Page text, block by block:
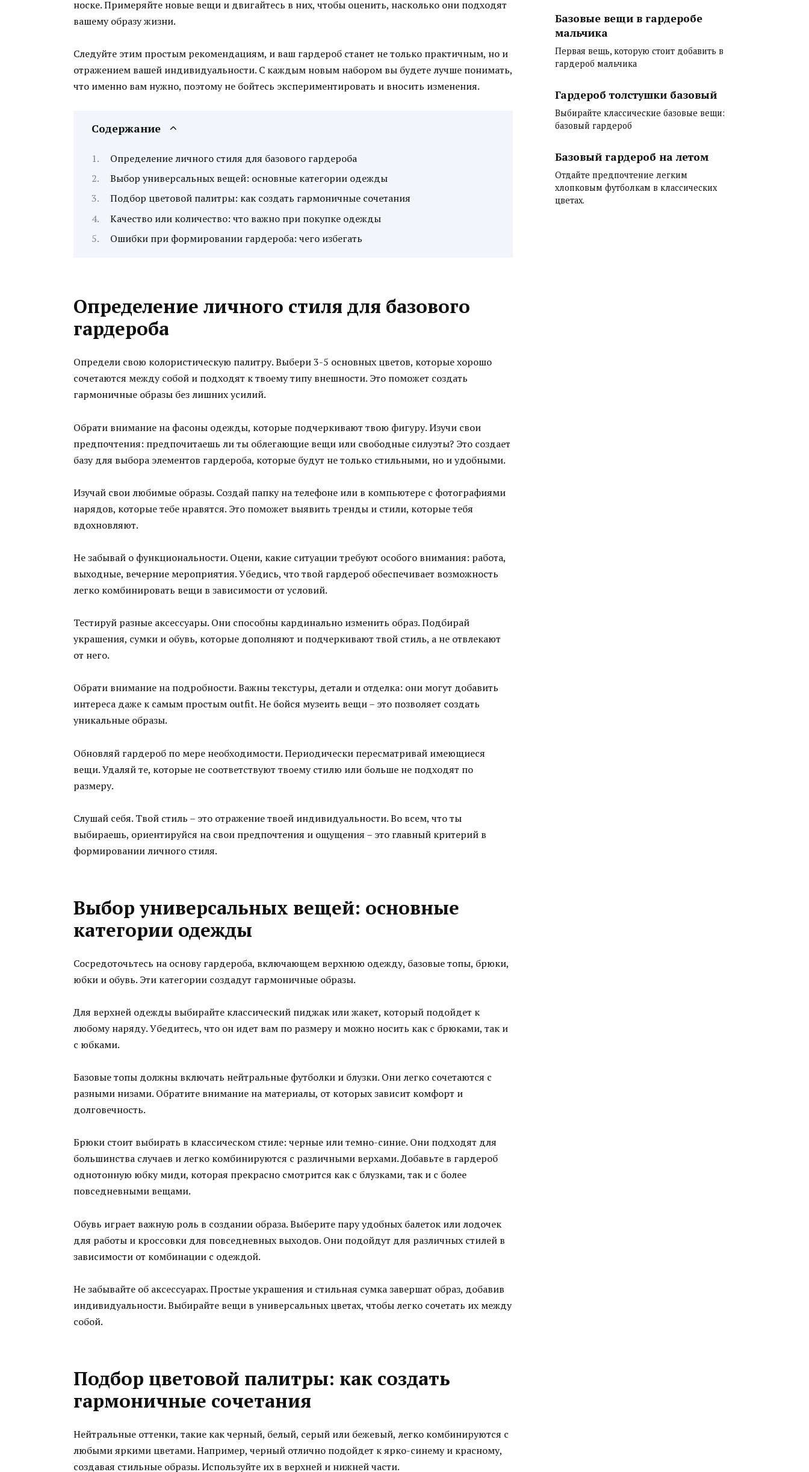
носке. Примеряйте новые вещи и двигайтесь в них, чтобы оценить, насколько они подходят
вашему образу жизни.
Следуйте этим простым рекомендациям, и ваш гардероб станет не только практичным, но и
отражением вашей индивидуальности. С каждым новым набором вы будете лучше понимать,
что именно вам нужно, поэтому не бойтесь экспериментировать и вносить изменения.
Содержание
Определение личного стиля для базового гардероба
Выбор универсальных вещей: основные категории одежды
Подбор цветовой палитры: как создать гармоничные сочетания
Качество или количество: что важно при покупке одежды
Ошибки при формировании гардероба: чего избегать
Определение личного стиля для базового
гардероба
Определи свою колористическую палитру. Выбери 3-5 основных цветов, которые хорошо
сочетаются между собой и подходят к твоему типу внешности. Это поможет создать
гармоничные образы без лишних усилий.
Обрати внимание на фасоны одежды, которые подчеркивают твою фигуру. Изучи свои
предпочтения: предпочитаешь ли ты облегающие вещи или свободные силуэты? Это создает
базу для выбора элементов гардероба, которые будут не только стильными, но и удобными.
Изучай свои любимые образы. Создай папку на телефоне или в компьютере с фотографиями
нарядов, которые тебе нравятся. Это поможет выявить тренды и стили, которые тебя
вдохновляют.
Не забывай о функциональности. Оцени, какие ситуации требуют особого внимания: работа,
выходные, вечерние мероприятия. Убедись, что твой гардероб обеспечивает возможность
легко комбинировать вещи в зависимости от условий.
Тестируй разные аксессуары. Они способны кардинально изменить образ. Подбирай
украшения, сумки и обувь, которые дополняют и подчеркивают твой стиль, а не отвлекают
от него.
Обрати внимание на подробности. Важны текстуры, детали и отделка: они могут добавить
интереса даже к самым простым outfit. Не бойся музеить вещи – это позволяет создать
уникальные образы.
Обновляй гардероб по мере необходимости. Периодически пересматривай имеющиеся
вещи. Удаляй те, которые не соответствуют твоему стилю или больше не подходят по
размеру.
Слушай себя. Твой стиль – это отражение твоей индивидуальности. Во всем, что ты
выбираешь, ориентируйся на свои предпочтения и ощущения – это главный критерий в
формировании личного стиля.
Выбор универсальных вещей: основные
категории одежды
Сосредоточьтесь на основу гардероба, включающем верхнюю одежду, базовые топы, брюки,
юбки и обувь. Эти категории создадут гармоничные образы.
Для верхней одежды выбирайте классический пиджак или жакет, который подойдет к
любому наряду. Убедитесь, что он идет вам по размеру и можно носить как с брюками, так и
с юбками.
Базовые топы должны включать нейтральные футболки и блузки. Они легко сочетаются с
разными низами. Обратите внимание на материалы, от которых зависит комфорт и
долговечность.
Брюки стоит выбирать в классическом стиле: черные или темно-синие. Они подходят для
большинства случаев и легко комбинируются с различными верхами. Добавьте в гардероб
однотонную юбку миди, которая прекрасно смотрится как с блузками, так и с более
повседневными вещами.
Обувь играет важную роль в создании образа. Выберите пару удобных балеток или лодочек
для работы и кроссовки для повседневных выходов. Они подойдут для различных стилей в
зависимости от комбинации с одеждой.
Не забывайте об аксессуарах. Простые украшения и стильная сумка завершат образ, добавив
индивидуальности. Выбирайте вещи в универсальных цветах, чтобы легко сочетать их между
собой.
Подбор цветовой палитры: как создать
гармоничные сочетания
Нейтральные оттенки, такие как черный, белый, серый или бежевый, легко комбинируются с
любыми яркими цветами. Например, черный отлично подойдет к ярко-синему и красному,
создавая стильные образы. Используйте их в верхней и нижней части.
Базовые вещи в гардеробе
мальчика
Первая вещь, которую стоит добавить в
гардероб мальчика
Гардероб толстушки базовый
Выбирайте классические базовые вещи:
базовый гардероб
Базовый гардероб на летом
Отдайте предпочтение легким
хлопковым футболкам в классических
цветах.